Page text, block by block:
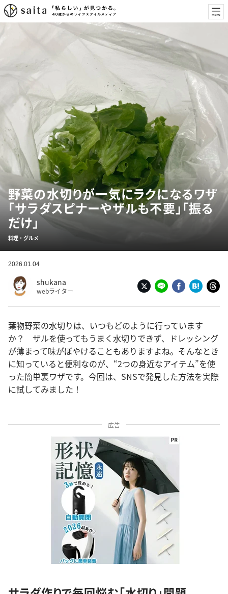
野菜の水切りが一気にラクになるワザ
「サラダスピナーやザルも不要」「振る
だけ」
料理・グルメ
2026.01.04
shukana
webライター
葉物野菜の水切りは、いつもどのように行っています
か？ ザルを使ってもうまく水切りできず、ドレッシング
が薄まって味がぼやけることもありますよね。そんなとき
に知っていると便利なのが、“2つの身近なアイテム”を使
った簡単裏ワザです。今回は、SNSで発見した方法を実際
に試してみました！
広告